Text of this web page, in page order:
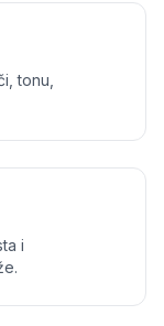
tonu,
i